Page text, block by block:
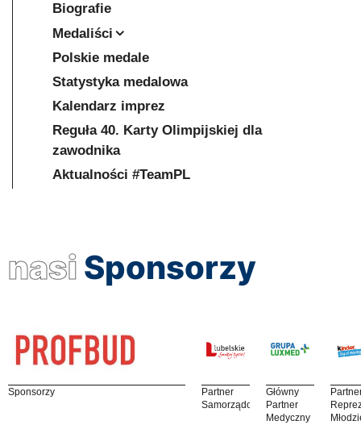
Biografie
Medaliści
Polskie medale
Statystyka medalowa
Kalendarz imprez
Reguła 40. Karty Olimpijskiej dla
zawodnika
Aktualności #TeamPL
nasi Sponsorzy
Sponsorzy
Partner
Samorządowy
Główny
Partner
Medyczny